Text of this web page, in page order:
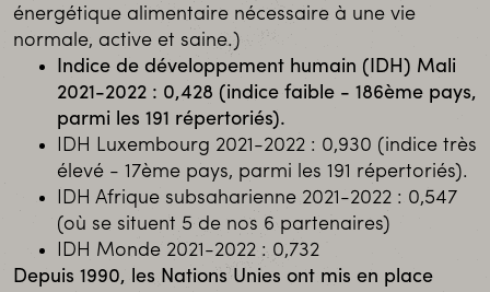
énergétique alimentaire nécessaire à une vie
normale, active et saine.)
Indice de développement humain (IDH) Mali
2021-2022 : 0,428 (indice faible - 186ème pays,
parmi les 191 répertoriés).
IDH Luxembourg 2021-2022 : 0,930 (indice très
élevé - 17ème pays, parmi les 191 répertoriés).
IDH Afrique subsaharienne 2021-2022 : 0,547
(où se situent 5 de nos 6 partenaires)
IDH Monde 2021-2022 : 0,732
Depuis 1990, les Nations Unies ont mis en place